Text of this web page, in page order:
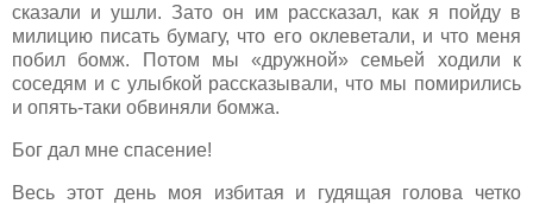
сказали и ушли. Зато он им рассказал, как я пойду в
милицию писать бумагу, что его оклеветали, и что меня
побил бомж. Потом мы «дружной» семьей ходили к
соседям и с улыбкой рассказывали, что мы помирились
и опять-таки обвиняли бомжа.
Бог дал мне спасение!
Весь этот день моя избитая и гудящая голова четко